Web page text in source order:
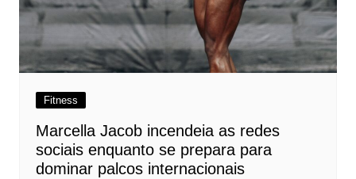
Fitness
Marcella Jacob incendeia as redes
sociais enquanto se prepara para
dominar palcos internacionais